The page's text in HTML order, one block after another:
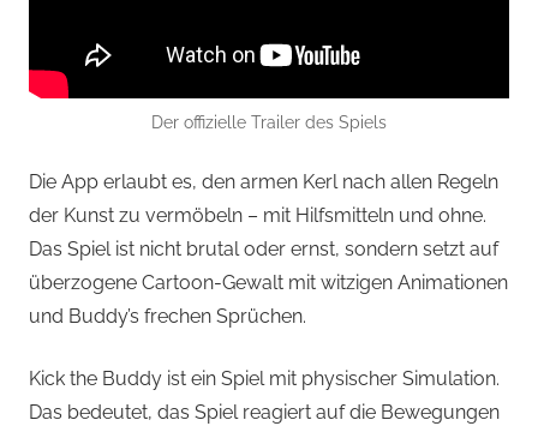
Der offizielle Trailer des Spiels
Die App erlaubt es, den armen Kerl nach allen Regeln
der Kunst zu vermöbeln – mit Hilfsmitteln und ohne.
Das Spiel ist nicht brutal oder ernst, sondern setzt auf
überzogene Cartoon-Gewalt mit witzigen Animationen
und Buddy’s frechen Sprüchen.
Kick the Buddy ist ein Spiel mit physischer Simulation.
Das bedeutet, das Spiel reagiert auf die Bewegungen